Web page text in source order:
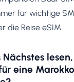
für wichtige
die Reise eSIM .
eine